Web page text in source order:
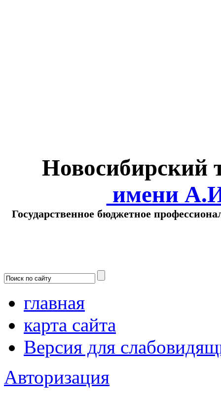
Новосибирский
имени
Государственное бюджетное
главная
карта сайта
Версия для
Авторизация